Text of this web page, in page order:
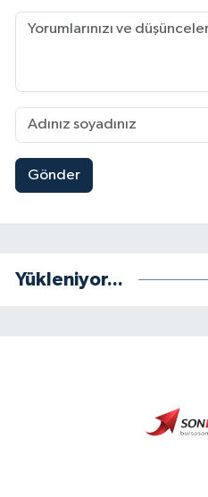
Gönder
Yükleniyor...